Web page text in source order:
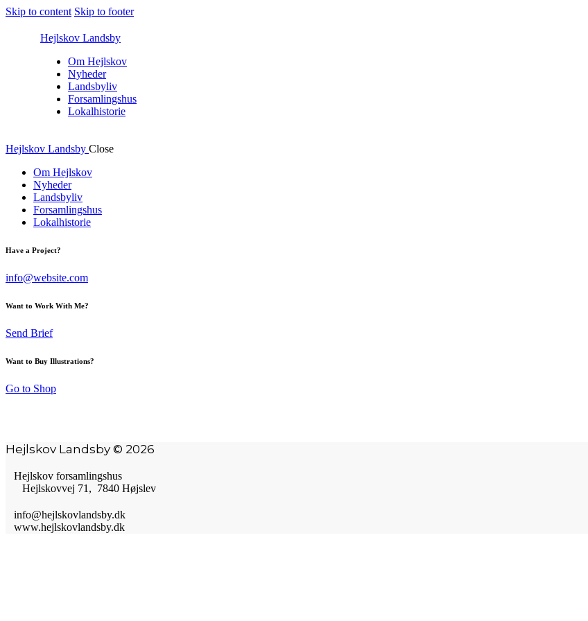
Skip to content Skip to footer
Hejlskov Landsby
Om Hejlskov
Nyheder
Landsbyliv
Forsamlingshus
Lokalhistorie
Hejlskov Landsby Close
Om Hejlskov
Nyheder
Landsbyliv
Forsamlingshus
Lokalhistorie
Have a Project?
info@website.com
Want to Work With Me?
Send Brief
Want to Buy Illustrations?
Go to Shop
Hejlskov Landsby © 2026
Hejlskov forsamlingshus
Hejlskovvej 71, 7840 Højslev
info@hejlskovlandsby.dk
www.hejlskovlandsby.dk